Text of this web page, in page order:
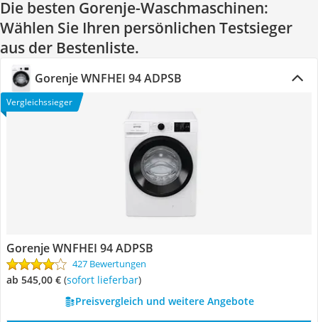
Die besten Gorenje-Waschmaschinen:
Wählen Sie Ihren persönlichen Testsieger
aus der Bestenliste.
Gorenje WNFHEI 94 ADPSB
Vergleichssieger
Gorenje WNFHEI 94 ADPSB
427 Bewertungen
ab 545,00 € ( Sofort lieferbar)
Preisvergleich und weitere Angebote